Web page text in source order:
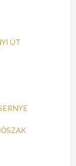
ÚT